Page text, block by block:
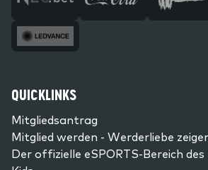
QUICKLINKS
Mitgliedsantrag
Mitglied werden - Werderliebe
Der offizielle eSPORTS-Bereich